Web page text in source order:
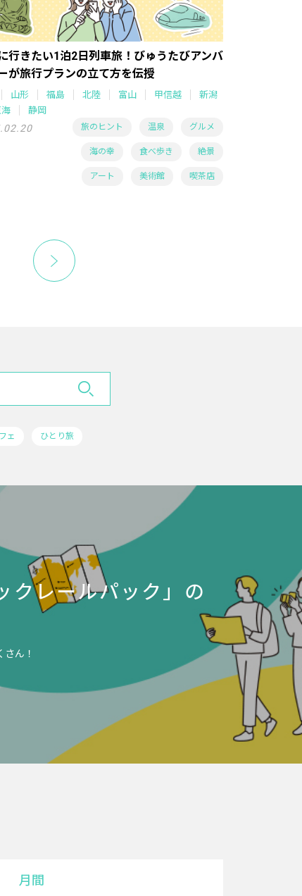
行きたい1泊2日列車旅！びゅうたびアンバ
が旅行プランの立て方を伝授
山形 福島 北陸 富山 甲信越
新潟
海
静岡
旅のヒント 温泉 グルメ
海の幸 食べ歩き 絶景
アート 美術館 喫茶店
ェ ひとり旅
クレールパック」の
ん！
月間